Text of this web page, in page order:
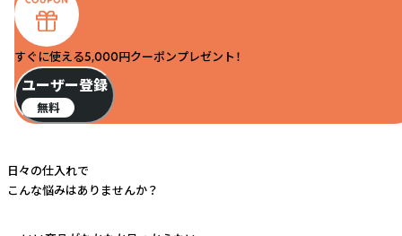
すぐに使える5,000円クーポンプレゼント！
ユーザー登録
無料
日々の仕入れで
こんな悩みはありませんか？